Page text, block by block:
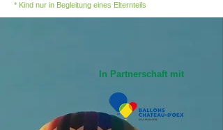
* Kind nur in Begleitung eines Elternteils
In Partnerschaft mit